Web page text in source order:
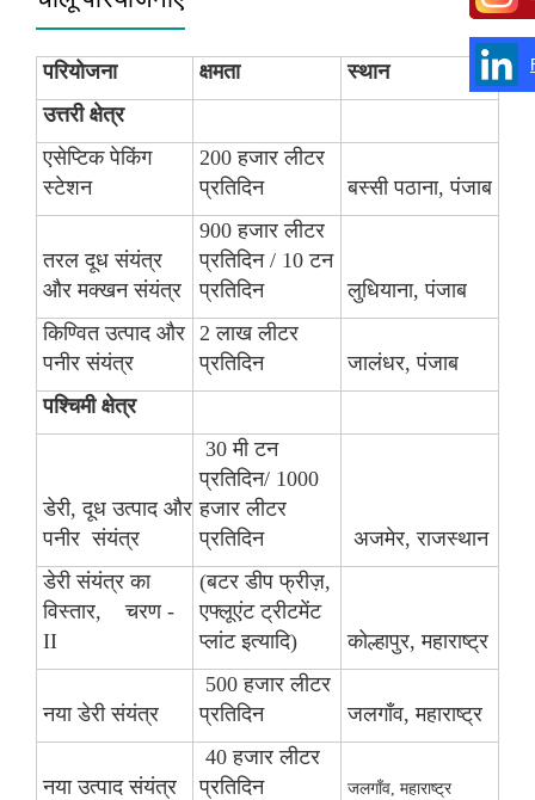
परियोजना क्षमता
स्थान
उत्तरी क्षेत्र
एसेप्टिक पेकिंग
स्टेशन
200 हजार लीटर
प्रतिदिन
बस्सी पठाना, पंजाब
तरल दूध संयंत्र
और मक्खन संयंत्र
900 हजार लीटर
प्रतिदिन / 10 टन
प्रतिदिन
लुधियाना, पंजाब
किण्वित उत्पाद और
पनीर संयंत्र
2 लाख लीटर
प्रतिदिन
जालंधर, पंजाब
पश्चिमी क्षेत्र
डेरी, दूध उत्पाद और
पनीर संयंत्र
30 मी टन
प्रतिदिन/ 1000
हजार लीटर
प्रतिदिन
अजमेर, राजस्थान
डेरी संयंत्र का
विस्तार, चरण -
II
(बटर डीप फ्रीज़,
एफ्लूएंट ट्रीटमेंट
प्लांट इत्यादि)
कोल्हापुर, महाराष्ट्र
नया डेरी संयंत्र
500 हजार लीटर
प्रतिदिन
जलगाँव, महाराष्ट्र
नया उत्पाद संयंत्र
40 हजार लीटर
प्रतिदिन
जलगाँव, महाराष्ट्र